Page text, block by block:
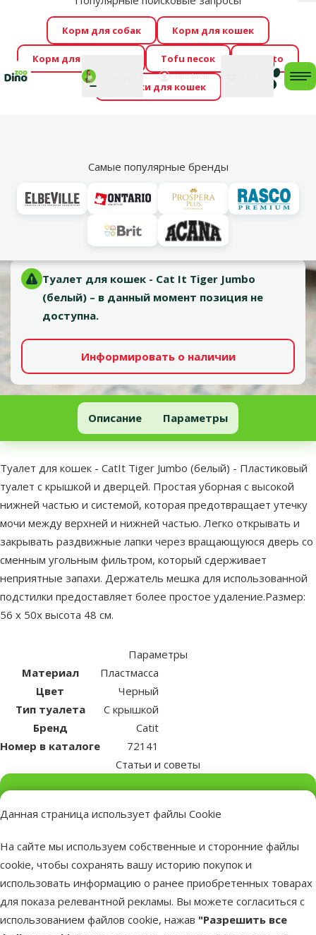
Весь месяц Dino Zoo предлагает отличные цены на
ТОП-овые корма! 🍖
→Ознакомиться!
Фотоконкурс “GADA ŪSAIŅI”! Возможно Твой питомец
станет звездой 2027 →Участвовать
Данная страница использует файлы Cookie
На сайте мы используем собственные и сторонние файлы
cookie, чтобы сохранять вашу историю покупок и
использовать информацию о ранее приобретенных товарах
для показа релевантной рекламы. Вы можете согласиться с
использованием файлов cookie, нажав "Разрешить все
Мой
профиль
Корм для собак Корм для кошек
Корм для грызунов Tofu песок Foresto
Домики для кошек
Самые популярные бренды
Туалет для кошек - Cat It Tiger Jumbo (белый)
Оценка 0%
Материал:Пластмасса
Туалет для кошек - Cat It Tiger Jumbo
(белый) – в данный момент позиция не
доступна.
Информировать о наличии
Туалет для кошек - Cat It Tiger Jumbo (белый)
Описание Параметры
В начало страницы
superzoo.product.detail.content
Туалет для кошек - CatIt Tiger Jumbo (белый) - Пластиковый
туалет с крышкой и дверцей. Простая уборная с высокой
нижней частью и системой, которая предотвращает утечку
мочи между верхней и нижней частью. Легко открывать и
закрывать раздвижные лапки через вращающуюся дверь со
сменным угольным фильтром, который сдерживает
неприятные запахи. Держатель мешка для использованной
подстилки предоставляет более простое удаление.Размер:
56 х 50х высота 48 см.
Параметры
Материал
Пластмасса
Цвет
Черный
Тип туалета
С крышкой
Бренд
Catit
Номер в каталоге
72141
Статьи и советы
Свяжись с нами, мы поможем!
Звони – 26 100 502
Пн.–Пт. 9:00 – 17:00
Свяжись
по чату
Свяжись